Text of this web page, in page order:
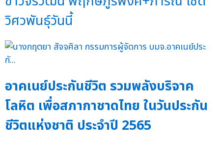
วิศวพันธุ์วันนี้
อาคเนย์ประกันชีวิต รวมพลังบริจาค
โลหิต เพื่อสภากาชาดไทย ในวันประกัน
ชีวิตแห่งชาติ ประจำปี 2565